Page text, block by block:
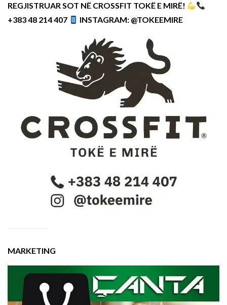
REGJISTRUAR SOT NË CROSSFIT TOKË E MIRË!
+383 48 214 407
INSTAGRAM: @TOKEEMIRE
MARKETING